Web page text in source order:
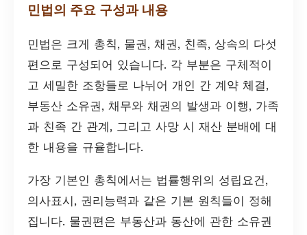
민법의 주요 구성과 내용
민법은 크게 총칙, 물권, 채권, 친족, 상속의 다섯
편으로 구성되어 있습니다. 각 부분은 구체적이
고 세밀한 조항들로 나뉘어 개인 간 계약 체결,
부동산 소유권, 채무와 채권의 발생과 이행, 가족
과 친족 간 관계, 그리고 사망 시 재산 분배에 대
한 내용을 규율합니다.
가장 기본인 총칙에서는 법률행위의 성립요건,
의사표시, 권리능력과 같은 기본 원칙들이 정해
집니다. 물권편은 부동산과 동산에 관한 소유권